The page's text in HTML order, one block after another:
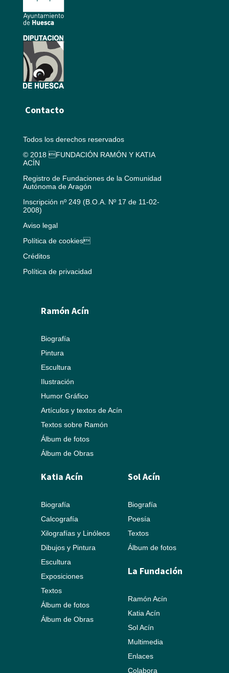
Contacto
Todos los derechos reservados
© 2018 FUNDACIÓN RAMÓN Y KATIA
ACÍN
Registro de Fundaciones de la Comunidad
Autónoma de Aragón
Inscripción nº 249 (B.O.A. Nº 17 de 11-02-
2008)
Aviso legal
Política de cookies
Créditos
Política de privacidad
Ramón Acín
Biografía
Pintura
Escultura
Ilustración
Humor Gráfico
Artículos y textos de Acín
Textos sobre Ramón
Álbum de fotos
Álbum de Obras
Katia Acín
Biografía
Calcografía
Xilografías y Linóleos
Dibujos y Pintura
Escultura
Exposiciones
Textos
Álbum de fotos
Álbum de Obras
Sol Acín
Biografía
Poesía
Textos
Álbum de fotos
La Fundación
Ramón Acín
Katia Acín
Sol Acín
Multimedia
Enlaces
Colabora